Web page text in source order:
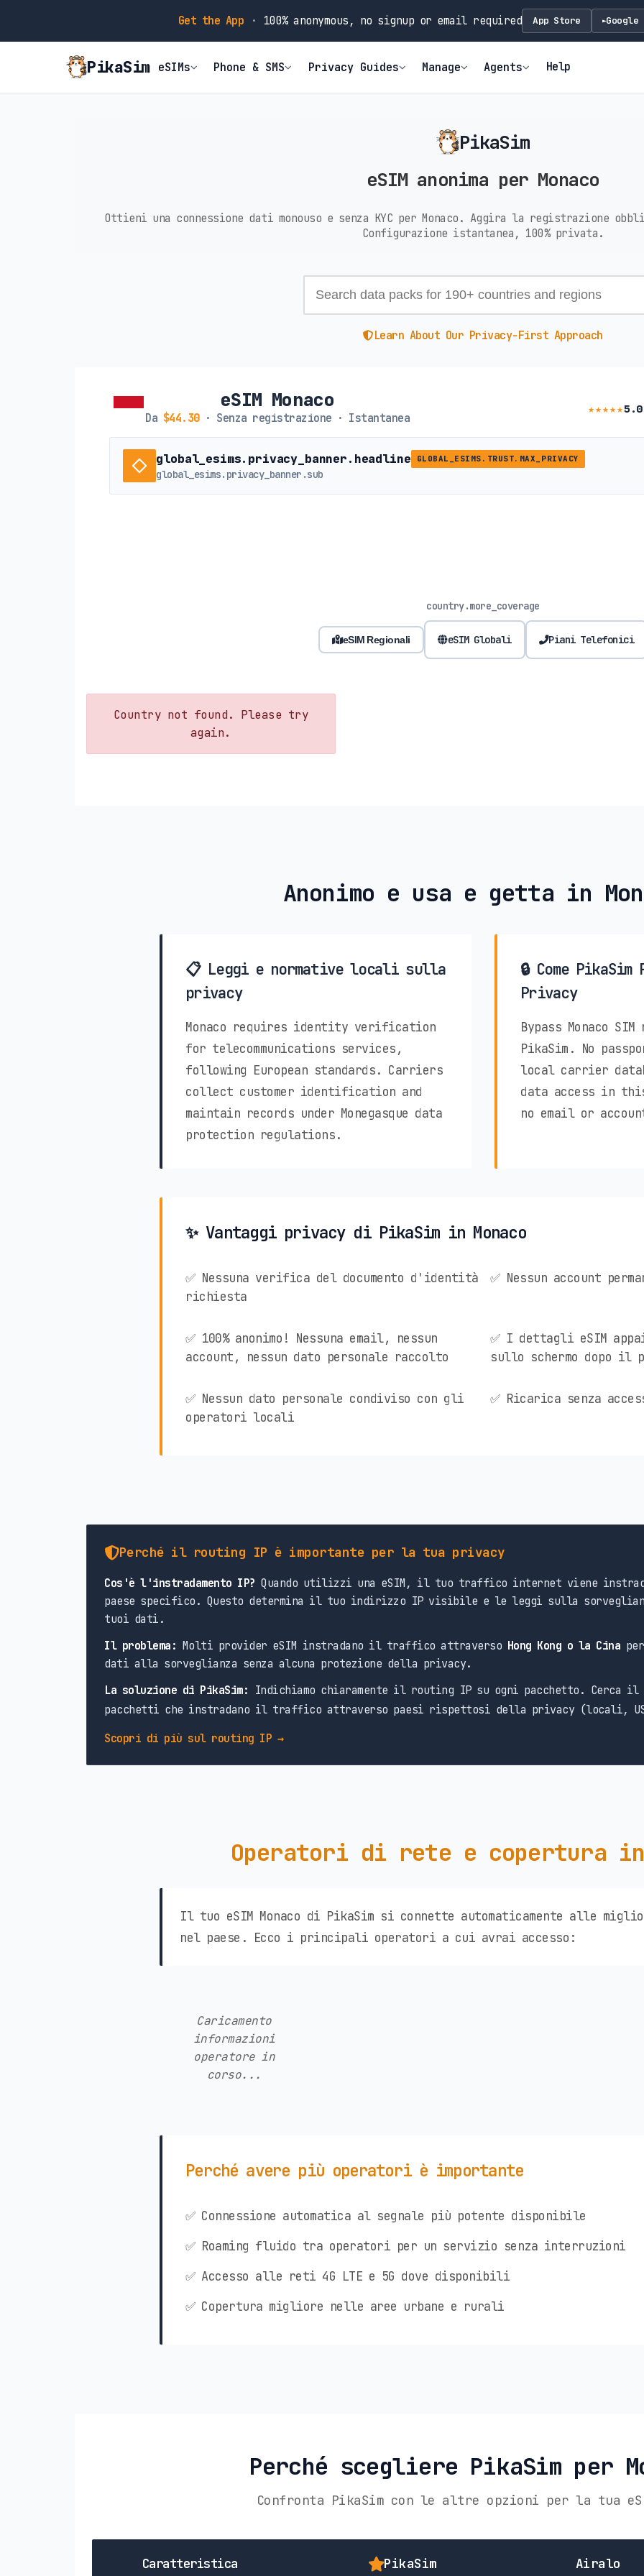
Get the App · 100% anonymous, no signup or email required App Store ►Google
PikaSim eSIMs Phone & SMS Privacy Guides Manage Agents Help
PikaSim
eSIM anonima per Monaco
Ottieni una connessione dati monouso e senza KYC per Monaco. Aggira la registrazione
Configurazione istantanea, 100% privata.
Learn About Our Privacy-First Approach
eSIM Monaco
Da $44.30· Senza registrazione · Istantanea
★★★★★5.0
global_esims.privacy_banner.headline GLOBAL_ESIMS.TRUST.MAX_PRIVACY
global_esims.privacy_banner.sub
country.more_coverage
eSIM Regionali eSIM Globali Piani Telefonici
Country not found. Please try
again.
Anonimo e usa e getta in
📋 Leggi e normative locali sulla
privacy
Monaco requires identity verification
for telecommunications services,
following European standards. Carriers
collect customer identification and
maintain records under Monegasque data
protection regulations.
🔒 Come
Privacy
Bypass Monaco
PikaSim. No
local carrier
data access in
no email or
✨ Vantaggi privacy di PikaSim in Monaco
✅ Nessuna verifica del documento d'identità
richiesta
✅ Nessun account
✅ 100% anonimo! Nessuna email, nessun
account, nessun dato personale raccolto
✅ I dettagli eSIM
sullo schermo dopo il
✅ Nessun dato personale condiviso con gli
operatori locali
✅ Ricarica senza
Perché il routing IP è importante per la tua privacy
Cos'è l'instradamento IP? Quando utilizzi una eSIM, il tuo traffico internet viene
paese specifico. Questo determina il tuo indirizzo IP visibile e le leggi sulla
tuoi dati.
Il problema: Molti provider eSIM instradano il traffico attraverso Hong Kong o la Cina
dati alla sorveglianza senza alcuna protezione della privacy.
La soluzione di PikaSim: Indichiamo chiaramente il routing IP su ogni pacchetto. Cerca il
pacchetti che instradano il traffico attraverso paesi rispettosi della privacy (locali, USA,
Scopri di più sul routing IP →
Operatori di rete e copertura in
Il tuo eSIM Monaco di PikaSim si connette automaticamente alle
nel paese. Ecco i principali operatori a cui avrai accesso:
Caricamento
informazioni
operatore in
corso...
Perché avere più operatori è importante
✅ Connessione automatica al segnale più potente disponibile
✅ Roaming fluido tra operatori per un servizio senza interruzioni
✅ Accesso alle reti 4G LTE e 5G dove disponibili
✅ Copertura migliore nelle aree urbane e rurali
Perché scegliere PikaSim per
Confronta PikaSim con le altre opzioni per la tua
Caratteristica PikaSim Airalo